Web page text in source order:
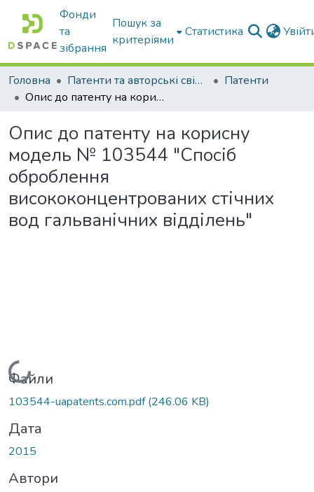
Фонди
та
зібрання
Пошук за
критеріями
Статистика
Головна Патенти та авторські свідоцтва
Патенти
Опис до патенту на корисну модель № 103544 "Спосіб оброблення висококонцентрованих стічних вод гальванічних відділень"
Опис до патенту на корисну
модель № 103544 "Спосіб
оброблення
висококонцентрованих стічних
вод гальванічних відділень"
Вантажиться...
Файли
103544-uapatents.com.pdf(246.06 KB)
Дата
2015
Автори